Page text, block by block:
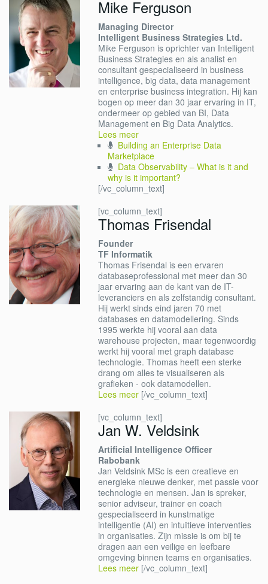
Mike Ferguson
Managing Director
Intelligent Business Strategies Ltd.
Mike Ferguson is oprichter van Intelligent
Business Strategies en als analist en
consultant gespecialiseerd in business
intelligence, big data, data management
en enterprise business integration. Hij kan
bogen op meer dan 30 jaar ervaring in IT,
ondermeer op gebied van BI, Data
Management en Big Data Analytics.
Lees meer
Building an Enterprise Data
Marketplace
Data Observability – What is it and
why is it important?
[/vc_column_text]
[vc_column_text]
Thomas Frisendal
Founder
TF Informatik
Thomas Frisendal is een ervaren
databaseprofessional met meer dan 30
jaar ervaring aan de kant van de IT-
leveranciers en als zelfstandig consultant.
Hij werkt sinds eind jaren 70 met
databases en datamodellering. Sinds
1995 werkte hij vooral aan data
warehouse projecten, maar tegenwoordig
werkt hij vooral met graph database
technologie. Thomas heeft een sterke
drang om alles te visualiseren als
grafieken - ook datamodellen.
Lees meer [/vc_column_text]
[vc_column_text]
Jan W. Veldsink
Artificial Intelligence Officer
Rabobank
Jan Veldsink MSc is een creatieve en
energieke nieuwe denker, met passie voor
technologie en mensen. Jan is spreker,
senior adviseur, trainer en coach
gespecialiseerd in kunstmatige
intelligentie (AI) en intuïtieve interventies
in organisaties. Zijn missie is om bij te
dragen aan een veilige en leefbare
omgeving binnen teams en organisaties.
Lees meer [/vc_column_text]